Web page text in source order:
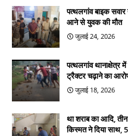
पत्थलगांव बाइक
आने से युवक की मौत
जुलाई 24, 2026
पत्थलगांव थानाक्षेत्र
ट्रैक्टर चढ़ाने का
जुलाई 18, 2026
था शराब का आदि,
किस्मत ने दिया साथ,